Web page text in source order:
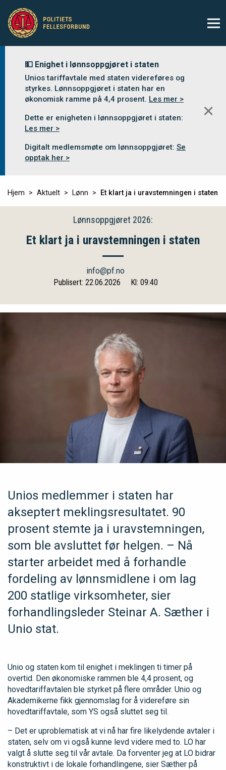
💵 Enighet i lønnsoppgjøret i staten
Unios tariffavtale med staten videreføres og
styrkes. Lønnsoppgjøret i staten har en
økonomisk ramme på 4,4 prosent. Les mer >
Dette er enigheten i lønnsoppgjøret i staten:
Les mer >
Digitalt medlemsmøte om lønnsoppgjøret: Se
opptak her >
✕
Hjem Aktuelt Lønn Et klart ja i uravstemningen i staten
Lønnsoppgjøret 2026:
Et klart ja i uravstemningen i staten
info@pf.no
Publisert: 22.06.2026
Kl: 09:40
Unios medlemmer i staten har
akseptert meklingsresultatet. 90
prosent stemte ja i uravstemningen,
som ble avsluttet før helgen. – Nå
starter arbeidet med å forhandle
fordeling av lønnsmidlene i om lag
200 statlige virksomheter, sier
forhandlingsleder Steinar A. Sæther i
Unio stat.
Unio og staten kom til enighet i meklingen ti timer på
overtid. Den økonomiske rammen ble 4,4 prosent, og
hovedtariffavtalen ble styrket på flere områder. Unio og
Akademikerne fikk gjennomslag for å videreføre sin
hovedtariffavtale, som YS også sluttet seg til.
– Det er uproblematisk at vi nå har fire likelydende avtaler i
staten, selv om vi også kunne levd videre med to. LO har
valgt å slutte seg til vår avtale. Da forventer jeg at LO bidrar
konstruktivt i de lokale forhandlingene, sier Sæther på